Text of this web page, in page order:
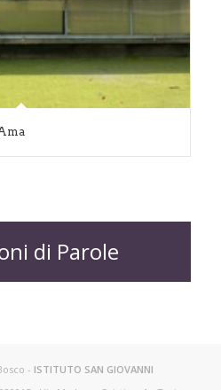
di Parole
- ISTITUTO SAN GIOVANNI